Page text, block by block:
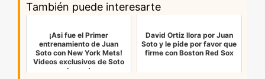
También puede interesarte
¡Asi fue el Primer
entrenamiento de Juan
Soto con New York Mets!
Videos exclusivos de Soto
a las ord…
David Ortiz llora por Juan
Soto y le pide por favor que
firme con Boston Red Sox